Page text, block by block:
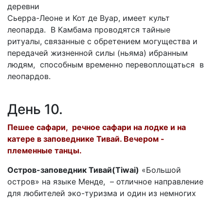
деревни
Сьерра-Леоне и Кот де Вуар, имеет культ
леопарда. В Камбама проводятся тайные
ритуалы, связанные с обретением могущества и
передачей жизненной силы (ньяма) ибранным
людям, способным временно перевоплощаться в
леопардов.
День 10.
Пешее сафари, речное сафари на лодке и на
катере в заповеднике Тивай. Вечером -
племенные танцы.
Остров-заповедник Тивай(Tiwai) «Большой
остров» на языке Менде, – отличное направление
для любителей эко-туризма и один из немногих